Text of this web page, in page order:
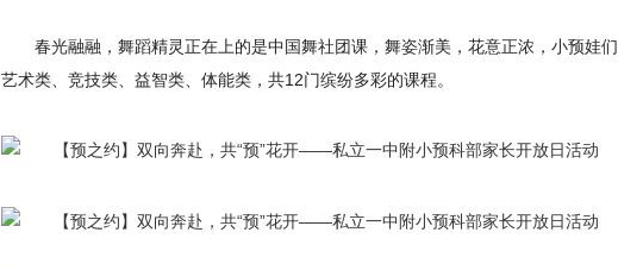
春光融融，舞蹈精灵正在上的是中国舞社团课，舞姿渐美，花意正浓，小预娃
艺术类、竞技类、益智类、体能类，共12门缤纷多彩的课程。